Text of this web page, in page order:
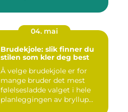
04. mai
Brudekjole: slik finner du
stilen som kler deg best
Å velge brudekjole er for
mange bruder det mest
følelsesladde valget i hele
planleggingen av bryllup...